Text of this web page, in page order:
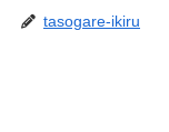
tasogare-ikiru